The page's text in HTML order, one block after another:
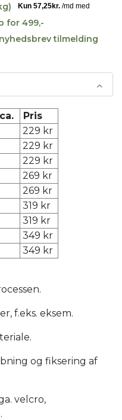
for 499,-
tilmelding
Pris
229 kr
229 kr
229 kr
269 kr
269 kr
319 kr
319 kr
349 kr
349 kr
f.eks. eksem.
og fiksering af
velcro,